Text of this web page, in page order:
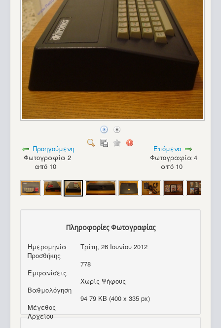
Προηγούμενη
Φωτογραφία 2
από 10
Επόμενο
Φωτογραφία 4
από 10
Πληροφορίες Φωτογραφίας
Ημερομηνία
Προσθήκης
Τρίτη, 26 Ιουνίου 2012
Εμφανίσεις
778
Βαθμολόγηση
Χωρίς Ψήφους
Μέγεθος
Αρχείου
94 79 KB (400 x 335 px)